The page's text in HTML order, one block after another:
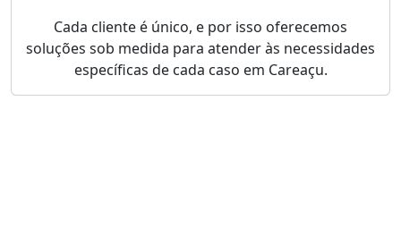
Cada cliente é único, e por isso oferecemos
soluções sob medida para atender às necessidades
específicas de cada caso em Careaçu.